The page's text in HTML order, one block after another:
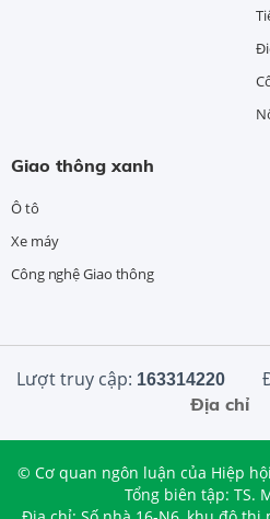
Giao thông xanh
Ô tô
Xe máy
Công nghệ Giao thông
Lượt truy cập: 163314220
Địa chỉ
© Cơ quan ngôn luận của Hiệp
Tổng biên tập: TS.